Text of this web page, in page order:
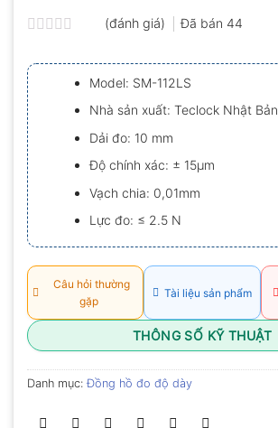
xếp
hạng
0.0
5
sao
(đánh giá) Đã bán 44
Model: SM-112LS
Nhà sản xuất: Teclock Nhật Bản
Dải đo: 10 mm
Độ chính xác: ± 15µm
Vạch chia: 0,01mm
Lực đo: ≤ 2.5 N
Câu hỏi thường
gặp
Tài liệu sản phẩm
THÔNG SỐ KỸ THUẬT
Danh mục:Đồng hồ đo độ dày